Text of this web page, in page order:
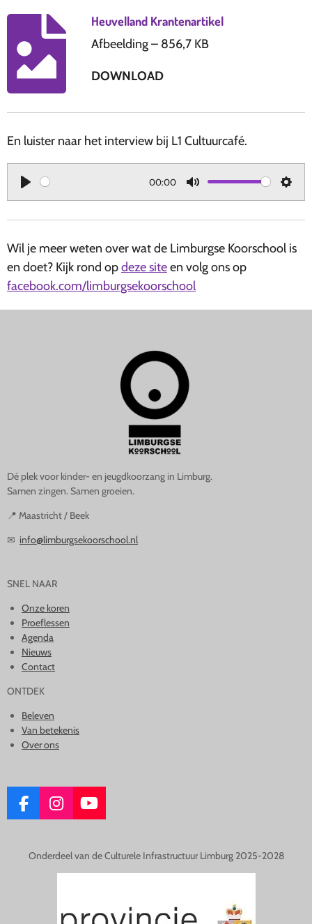
Heuvelland Krantenartikel
Afbeelding – 856,7 KB
DOWNLOAD
En luister naar het interview bij L1 Cultuurcafé.
P
l
a
y
00:00
M
u
e
S
e
t
Wil je meer weten over wat de Limburgse Koorschool is
en doet? Kijk rond opdeze siteen volg ons op
facebook.com/limburgsekoorschool
Dé plek voor kinder- en jeugdkoorzang in Limburg.
Samen zingen. Samen groeien.
📍 Maastricht / Beek
✉ info@limburgsekoorschool.nl
SNEL NAAR
Onze koren
Proeflessen
Agenda
Nieuws
Contact
ONTDEK
Beleven
Van betekenis
Over ons
F
A
E
I
N
T
A
Y
O
T
Onderdeel van de Culturele Infrastructuur Limburg 2025-2028